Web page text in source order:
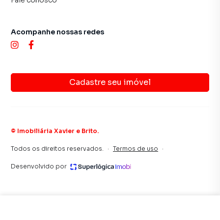
tradicionais. Já vendemos e locamos diversos imóveis em
campanhas específicas para São Paulo, o que aumenta
muito o número de contatos interessados e tendo como
imóvel mais rápido. Contamos também com um time de
programadores, corretores treinados e uma central de
atendimento preparada para atender proprietários e
Cadastre seu imóvel
Acompanhe nossas redes
© Imobiliária Xavier e Brito.
Todos os direitos reservados. · Termos de uso ·
Desenvolvido por